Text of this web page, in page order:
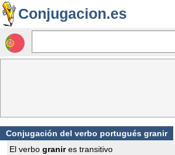
Conjugacion.es
Conjugación del verbo portugués granir
El verbo granires transitivo